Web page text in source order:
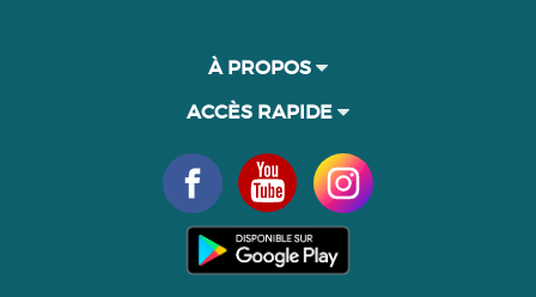
À PROPOS
ACCÈS RAPIDE